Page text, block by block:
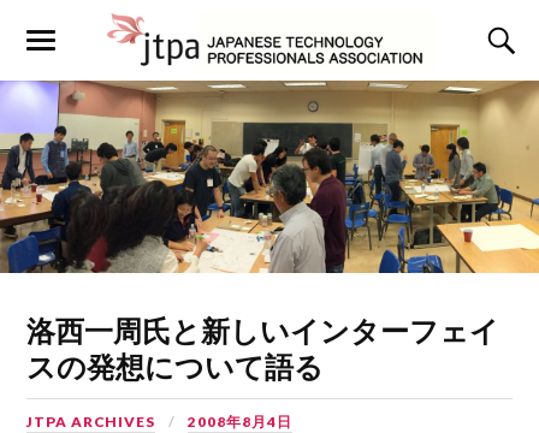
洛西一周氏と新しいインターフェイ
スの発想について語る
JTPA ARCHIVES 2008年8月4日